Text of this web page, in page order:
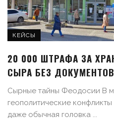
КЕЙСЫ
20 000 ШТРАФА ЗА
СЫРА БЕЗ ДОКУМЕНТОВ
Сырные тайны Феодосии В
геополитические
даже обычная головка ...